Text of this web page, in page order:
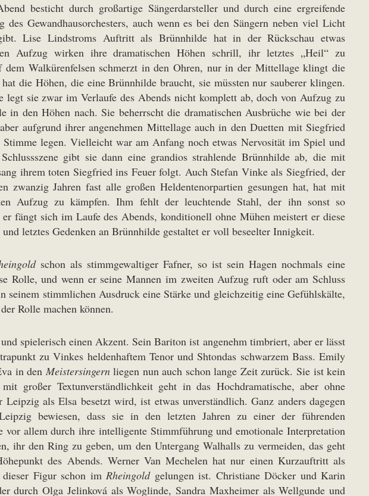
besticht durch großartige Sängerdarsteller und durch eine ergreifende
des Gewandhausorchesters, auch wenn es bei den Sängern neben viel Licht
Lise Lindstroms Auftritt als Brünnhilde hat in der Rückschau etwas
Aufzug wirken ihre dramatischen Höhen schrill, ihr letztes „Heil“ zu
dem Walkürenfelsen schmerzt in den Ohren, nur in der Mittellage klingt die
die Höhen, die eine Brünnhilde braucht, sie müssten nur sauberer klingen.
legt sie zwar im Verlaufe des Abends nicht komplett ab, doch von Aufzug zu
in den Höhen nach. Sie beherrscht die dramatischen Ausbrüche wie bei der
aufgrund ihrer angenehmen Mittellage auch in den Duetten mit Siegfried
legen. Vielleicht war am Anfang noch etwas Nervosität im Spiel und
gibt sie dann eine grandios strahlende Brünnhilde ab, die mit
ihrem toten Siegfried ins Feuer folgt. Auch Stefan Vinke als Siegfried, der
zwanzig Jahren fast alle großen Heldentenorpartien gesungen hat, hat mit
Aufzug zu kämpfen. Ihm fehlt der leuchtende Stahl, der ihn sonst so
er fängt sich im Laufe des Abends, konditionell ohne Mühen meistert er diese
letztes Gedenken an Brünnhilde gestaltet er voll beseelter Innigkeit.
schon als stimmgewaltiger Fafner, so ist sein Hagen nochmals eine
Rolle, und wenn er seine Mannen im zweiten Aufzug ruft oder am Schluss
seinem stimmlichen Ausdruck eine Stärke und gleichzeitig eine Gefühlskälte,
Rolle machen können.
spielerisch einen Akzent. Sein Bariton ist angenehm timbriert, aber er lässt
zu Vinkes heldenhaftem Tenor und Shtondas schwarzem Bass. Emily
in den Meistersingernliegen nun auch schon lange Zeit zurück. Sie ist kein
großer Textunverständlichkeit geht in das Hochdramatische, aber ohne
als Elsa besetzt wird, ist etwas unverständlich. Ganz anders dagegen
bewiesen, dass sie in den letzten Jahren zu einer der führenden
vor allem durch ihre intelligente Stimmführung und emotionale Interpretation
den Ring zu geben, um den Untergang Walhalls zu vermeiden, das geht
des Abends. Werner Van Mechelen hat nur einen Kurzauftritt als
dieser Figur schon imRheingoldgelungen ist. Christiane Döcker und Karin
durch Olga Jelinková als Woglinde, Sandra Maxheimer als Wellgunde und